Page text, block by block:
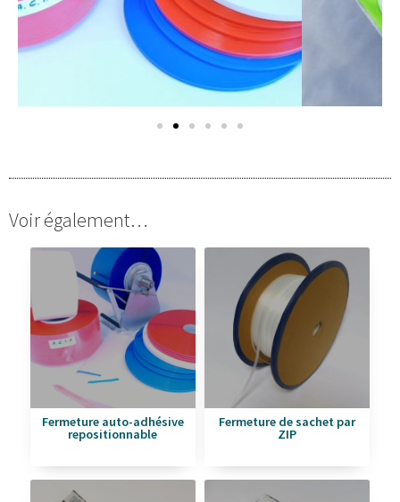
Voir également…
Fermeture auto-adhésive
repositionnable
Fermeture de sachet par
ZIP